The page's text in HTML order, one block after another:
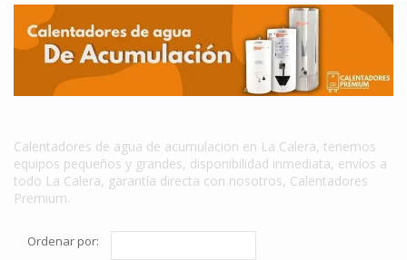
Calentadores de agua de acumulacion en La Calera, tenemos
equipos pequeños y grandes, disponibilidad inmediata, envíos a
todo La Calera, garantía directa con nosotros, Calentadores
Premium.
Ordenar por: